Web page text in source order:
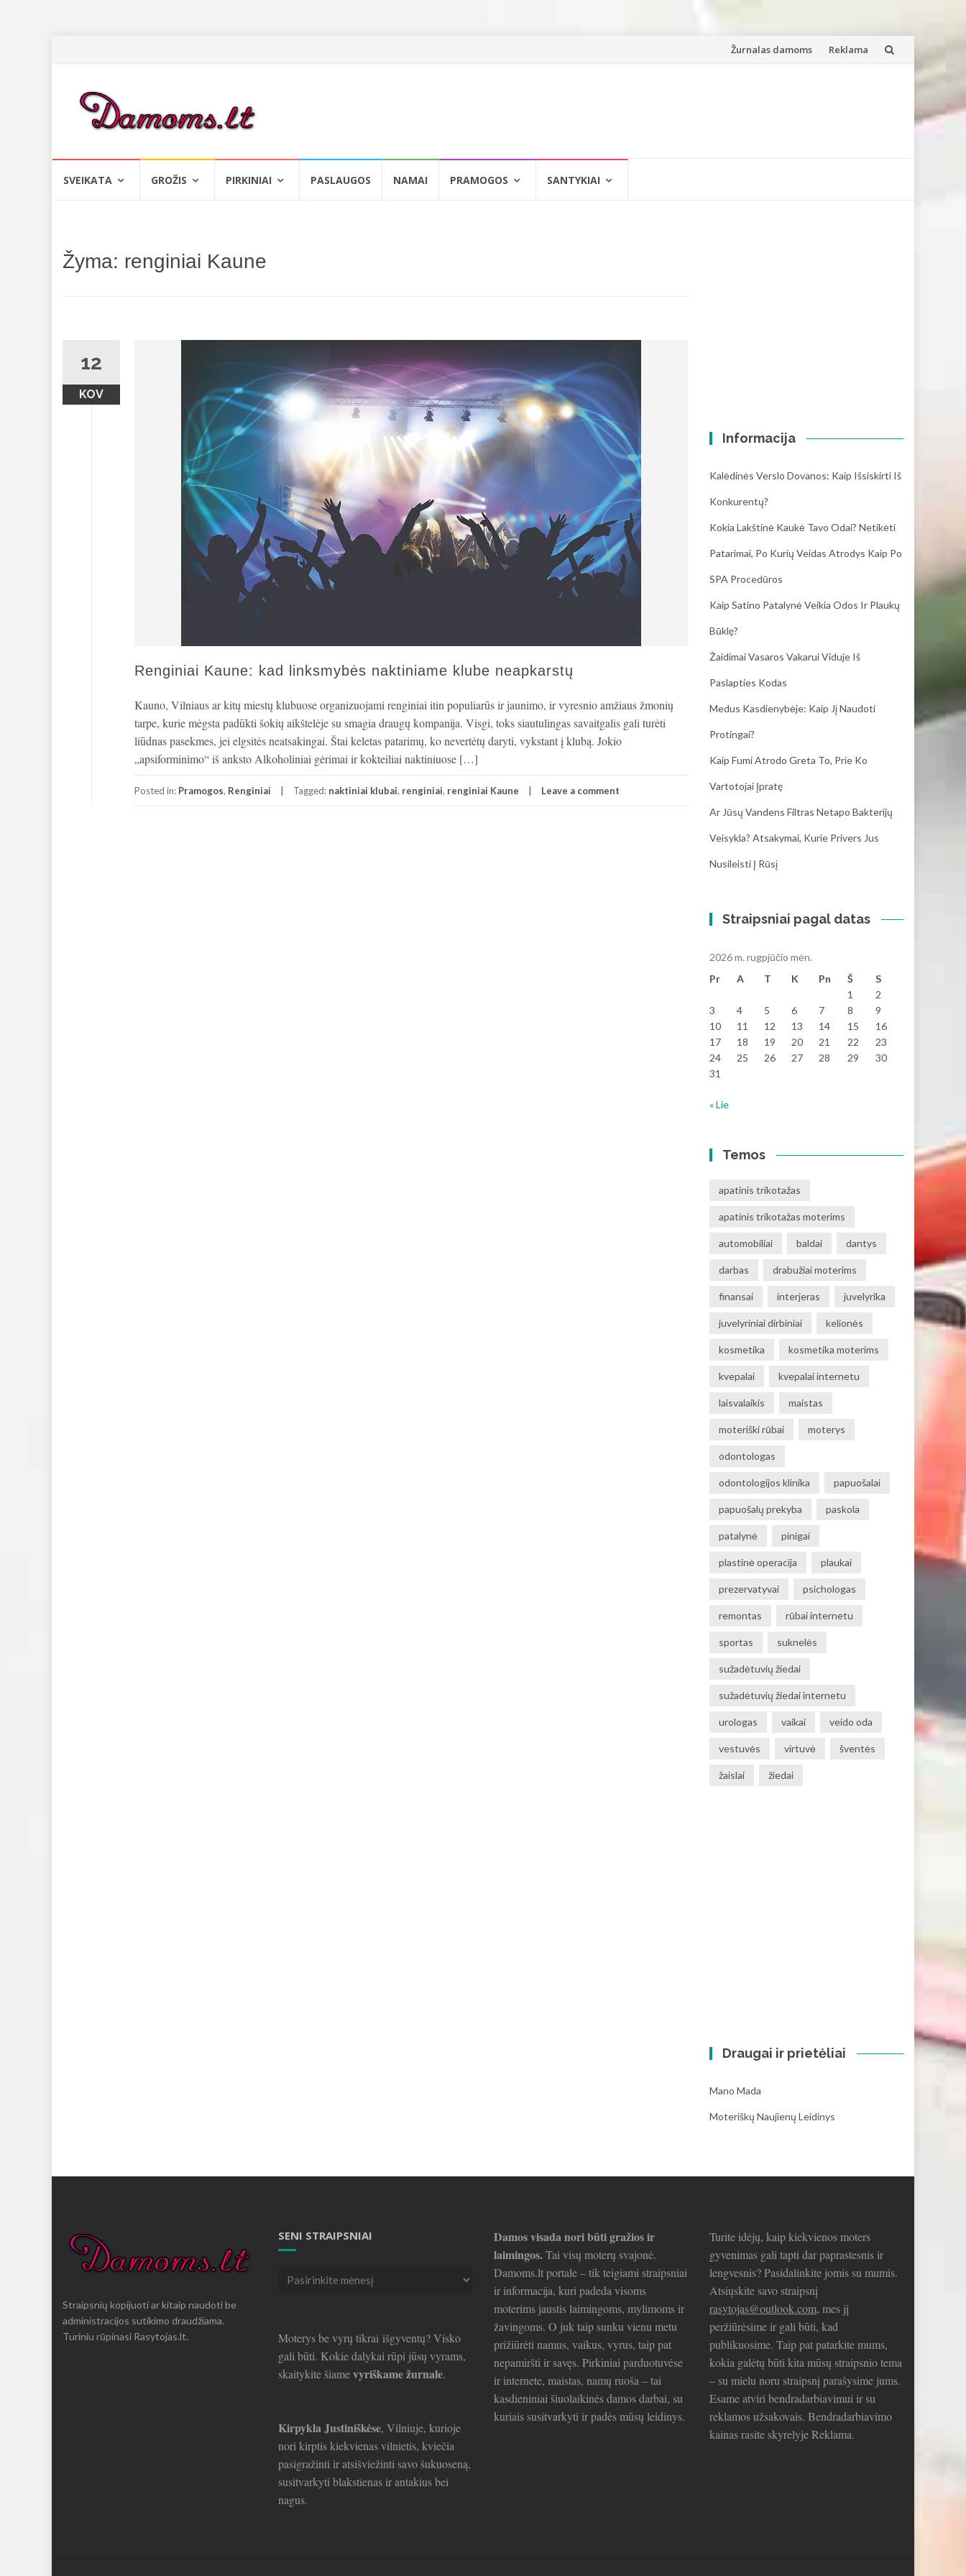
Skip
Žurnalas damoms Reklama
SVEIKATA GROŽIS PIRKINIAI PASLAUGOS NAMAI PRAMOGOS SANTYKIAI
Žyma: renginiai Kaune
12
KOV
Renginiai Kaune: kad linksmybės naktiniame klube neapkarstų
Kauno, Vilniaus ar kitų miestų klubuose organizuojami renginiai itin populiarūs ir jaunimo, ir vyresnio amžiaus žmonių
tarpe, kurie mėgsta padūkti šokių aikštelėje su smagia draugų kompanija. Visgi, toks siautulingas savaitgalis gali turėti
liūdnas pasekmes, jei elgsitės neatsakingai. Štai keletas patarimų, ko nevertėtų daryti, vykstant į klubą. Jokio
„apsiforminimo“ iš anksto Alkoholiniai gėrimai ir kokteiliai naktiniuose […]
Posted in: Pramogos, Renginiai Tagged: naktiniai klubai, renginiai, renginiai Kaune Leave a comment
Informacija
Kalėdinės Verslo Dovanos: Kaip Išsiskirti Iš
Konkurentų?
Kokia Lakštinė Kaukė Tavo Odai? Netikėti
Patarimai, Po Kurių Veidas Atrodys Kaip Po
SPA Procedūros
Kaip Satino Patalynė Veikia Odos Ir Plaukų
Būklę?
Žaidimai Vasaros Vakarui Viduje Iš
Paslapties Kodas
Medus Kasdienybėje: Kaip Jį Naudoti
Protingai?
Kaip Fumi Atrodo Greta To, Prie Ko
Vartotojai Įpratę
Ar Jūsų Vandens Filtras Netapo Bakterijų
Veisykla? Atsakymai, Kurie Privers Jus
Nusileisti Į Rūsį
Straipsniai pagal datas
2026 m. rugpjūčio mėn.
Pr
A T K Pn Š
S
1
2
3
4 5 6 7 8
9
10
11 12 13 14 15
16
17
18 19 20 21 22
23
24
25 26 27 28 29
30
31
« Lie
Temos
apatinis trikotažas
apatinis trikotažas moterims
automobiliai baldai dantys
darbas drabužiai moterims
finansai interjeras juvelyrika
juvelyriniai dirbiniai kelionės
kosmetika kosmetika moterims
kvepalai kvepalai internetu
laisvalaikis maistas
moteriški rūbai moterys
odontologas
odontologijos klinika papuošalai
papuošalų prekyba paskola
patalynė pinigai
plastinė operacija plaukai
prezervatyvai psichologas
remontas rūbai internetu
sportas suknelės
sužadėtuvių žiedai
sužadėtuvių žiedai internetu
urologas vaikai veido oda
vestuvės virtuvė šventės
žaislai žiedai
Draugai ir prietėliai
Mano Mada
Moteriškų Naujienų Leidinys
Straipsnių kopijuoti ar kitaip naudoti be
administracijos sutikimo draudžiama.
Turiniu rūpinasi Rasytojas.lt.
SENI STRAIPSNIAI
Seni
Moterys be vyrų tikrai išgyventų? Visko
gali būti. Kokie dalykai rūpi jūsų vyrams,
skaitykite šiamevyriškame žurnale.
Kirpykla Justiniškėse, Vilniuje, kurioje
nori kirptis kiekvienas vilnietis, kviečia
pasigražinti ir atsišviežinti savo šukuoseną,
susitvarkyti blakstienas ir antakius bei
nagus.
Damos visada nori būti gražios ir
laimingos.Tai visų moterų svajonė.
Damoms.lt portale – tik teigiami straipsniai
ir informacija, kuri padeda visoms
moterims jaustis laimingoms, mylimoms ir
žavingoms. O juk taip sunku vienu metu
prižiūrėti namus, vaikus, vyrus, taip pat
nepamiršti ir savęs. Pirkiniai parduotuvėse
ir internete, maistas, namų ruoša – tai
kasdieniniai šiuolaikinės damos darbai, su
kuriais susitvarkyti ir padės mūsų leidinys.
Turite idėjų, kaip kiekvienos moters
gyvenimas gali tapti dar paprastesnis ir
lengvesnis? Pasidalinkite jomis su mumis.
Atsiųskite savo straipsnį
rasytojas@outlook.com, mes jį
peržiūrėsime ir gali būti, kad
publikuosime. Taip pat patarkite mums,
kokia galėtų būti kita mūsų straipsnio tema
– su mielu noru straipsnį parašysime jums.
Esame atviri bendradarbiavimui ir su
reklamos užsakovais. Bendradarbiavimo
kainas rasite skyrelyje Reklama.